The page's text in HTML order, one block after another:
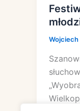
Wojciech